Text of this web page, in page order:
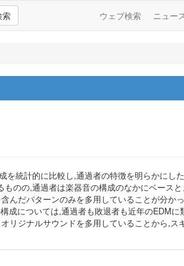
索 ウェブ検索 ニュー
統計的に比較し,通過者の特徴を明らかにし
のの,通過者は楽器音の構成のなかにベースと
んだパターンのみを多用していることが分か
成については,通過者も敗退者も近年のEDMに
リジナルサウンドを多用していることから,ス